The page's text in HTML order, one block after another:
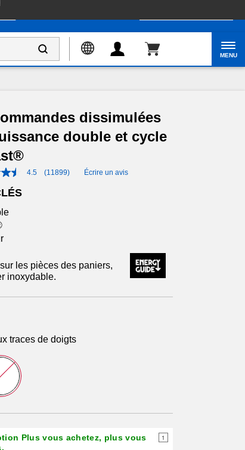
MENU
dissimulées
double et cycle
4.5 (11899) Écrire un avis
les pièces des paniers,
inoxydable.
traces de doigts
Plus vous achetez, plus vous
1